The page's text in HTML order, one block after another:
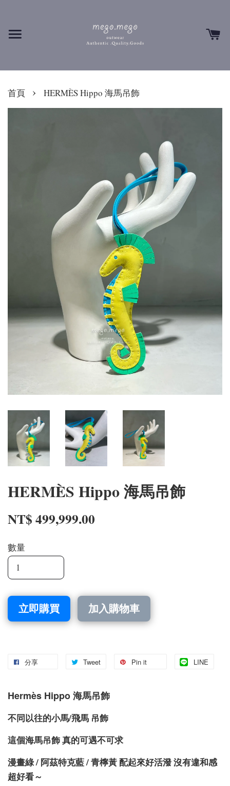
首頁 › HERMÈS Hippo 海馬吊飾
HERMÈS Hippo 海馬吊飾
NT$ 499,999.00
數量
立即購買 加入購物車
分享 Tweet Pin it LINE
Hermès Hippo 海馬吊飾
不同以往的小馬/飛馬 吊飾
這個海馬吊飾 真的可遇不可求
漫畫綠 / 阿茲特克藍 / 青檸黃 配起來好活潑 沒有違和感
超好看～